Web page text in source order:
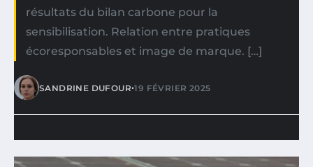
résultats du bilan carbone pour la
sensibilisation. Relation entre pratiques
écoresponsables et image de marque. […]
SANDRINE DUFOUR•19 FÉVRIER 2025